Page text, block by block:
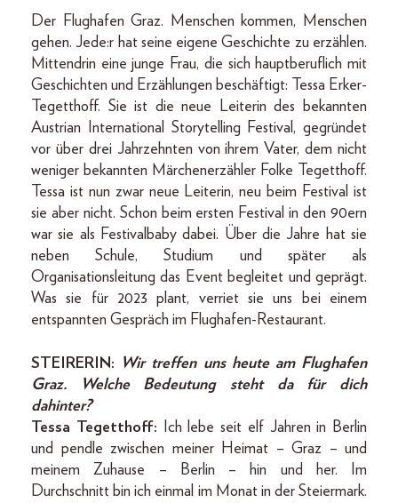
Der Flughafen Graz. Menschen kommen, Menschen
gehen. Jede:r hat seine eigene Geschichte zu erzählen.
Mittendrin eine junge Frau, die sich hauptberuflich mit
Geschichten und Erzählungen beschäftigt: Tessa Erker-
Tegetthoff. Sie ist die neue Leiterin des bekannten
Austrian International Storytelling Festival, gegründet
vor über drei Jahrzehnten von ihrem Vater, dem nicht
weniger bekannten Märchenerzähler Folke Tegetthoff.
Tessa ist nun zwar neue Leiterin, neu beim Festival ist
sie aber nicht. Schon beim ersten Festival in den 90ern
war sie als Festivalbaby dabei. Über die Jahre hat sie
neben Schule, Studium und später als
Organisationsleitung das Event begleitet und geprägt.
Was sie für 2023 plant, verriet sie uns bei einem
entspannten Gespräch im Flughafen-Restaurant.
STEIRERIN:
Wir treffen uns heute am Flughafen
Graz. Welche Bedeutung steht da für dich
dahinter?
Tessa Tegetthoff:
Ich lebe seit elf Jahren in Berlin
und pendle zwischen meiner Heimat – Graz – und
meinem Zuhause – Berlin – hin und her. Im
Durchschnitt bin ich einmal im Monat in der Steiermark.